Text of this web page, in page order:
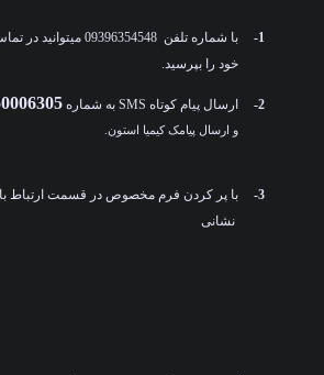
1-
با شماره تلفن
خود را بپرسید.
2- ارسال پیام کوتاه SMS به شماره
و ارسال پیامک کیمیا استون.
3- با پر کردن فرم مخصوص در قسمت ارتباط